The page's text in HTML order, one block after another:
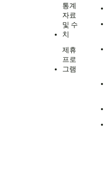
통계
자료
및 수
치
제휴
프로
그램